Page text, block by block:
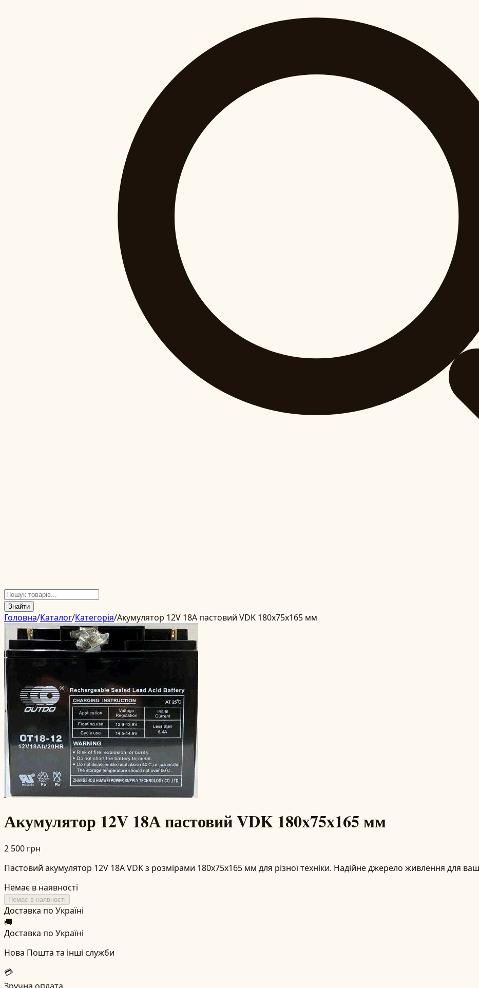
Знайти
Головна/Каталог/Категорія/Акумулятор 12V 18А пастовий VDK 180x75x165 мм
Акумулятор 12V 18А пастовий VDK 180x75x165 мм
2 500 грн
Пастовий акумулятор 12V 18А VDK з розмірами 180x75x165 мм для різної техніки. Надійне джерело живлення для
Немає в наявності
Немає в наявності
Доставка по Україні
🚚
Доставка по Україні
Нова Пошта та інші служби
💳